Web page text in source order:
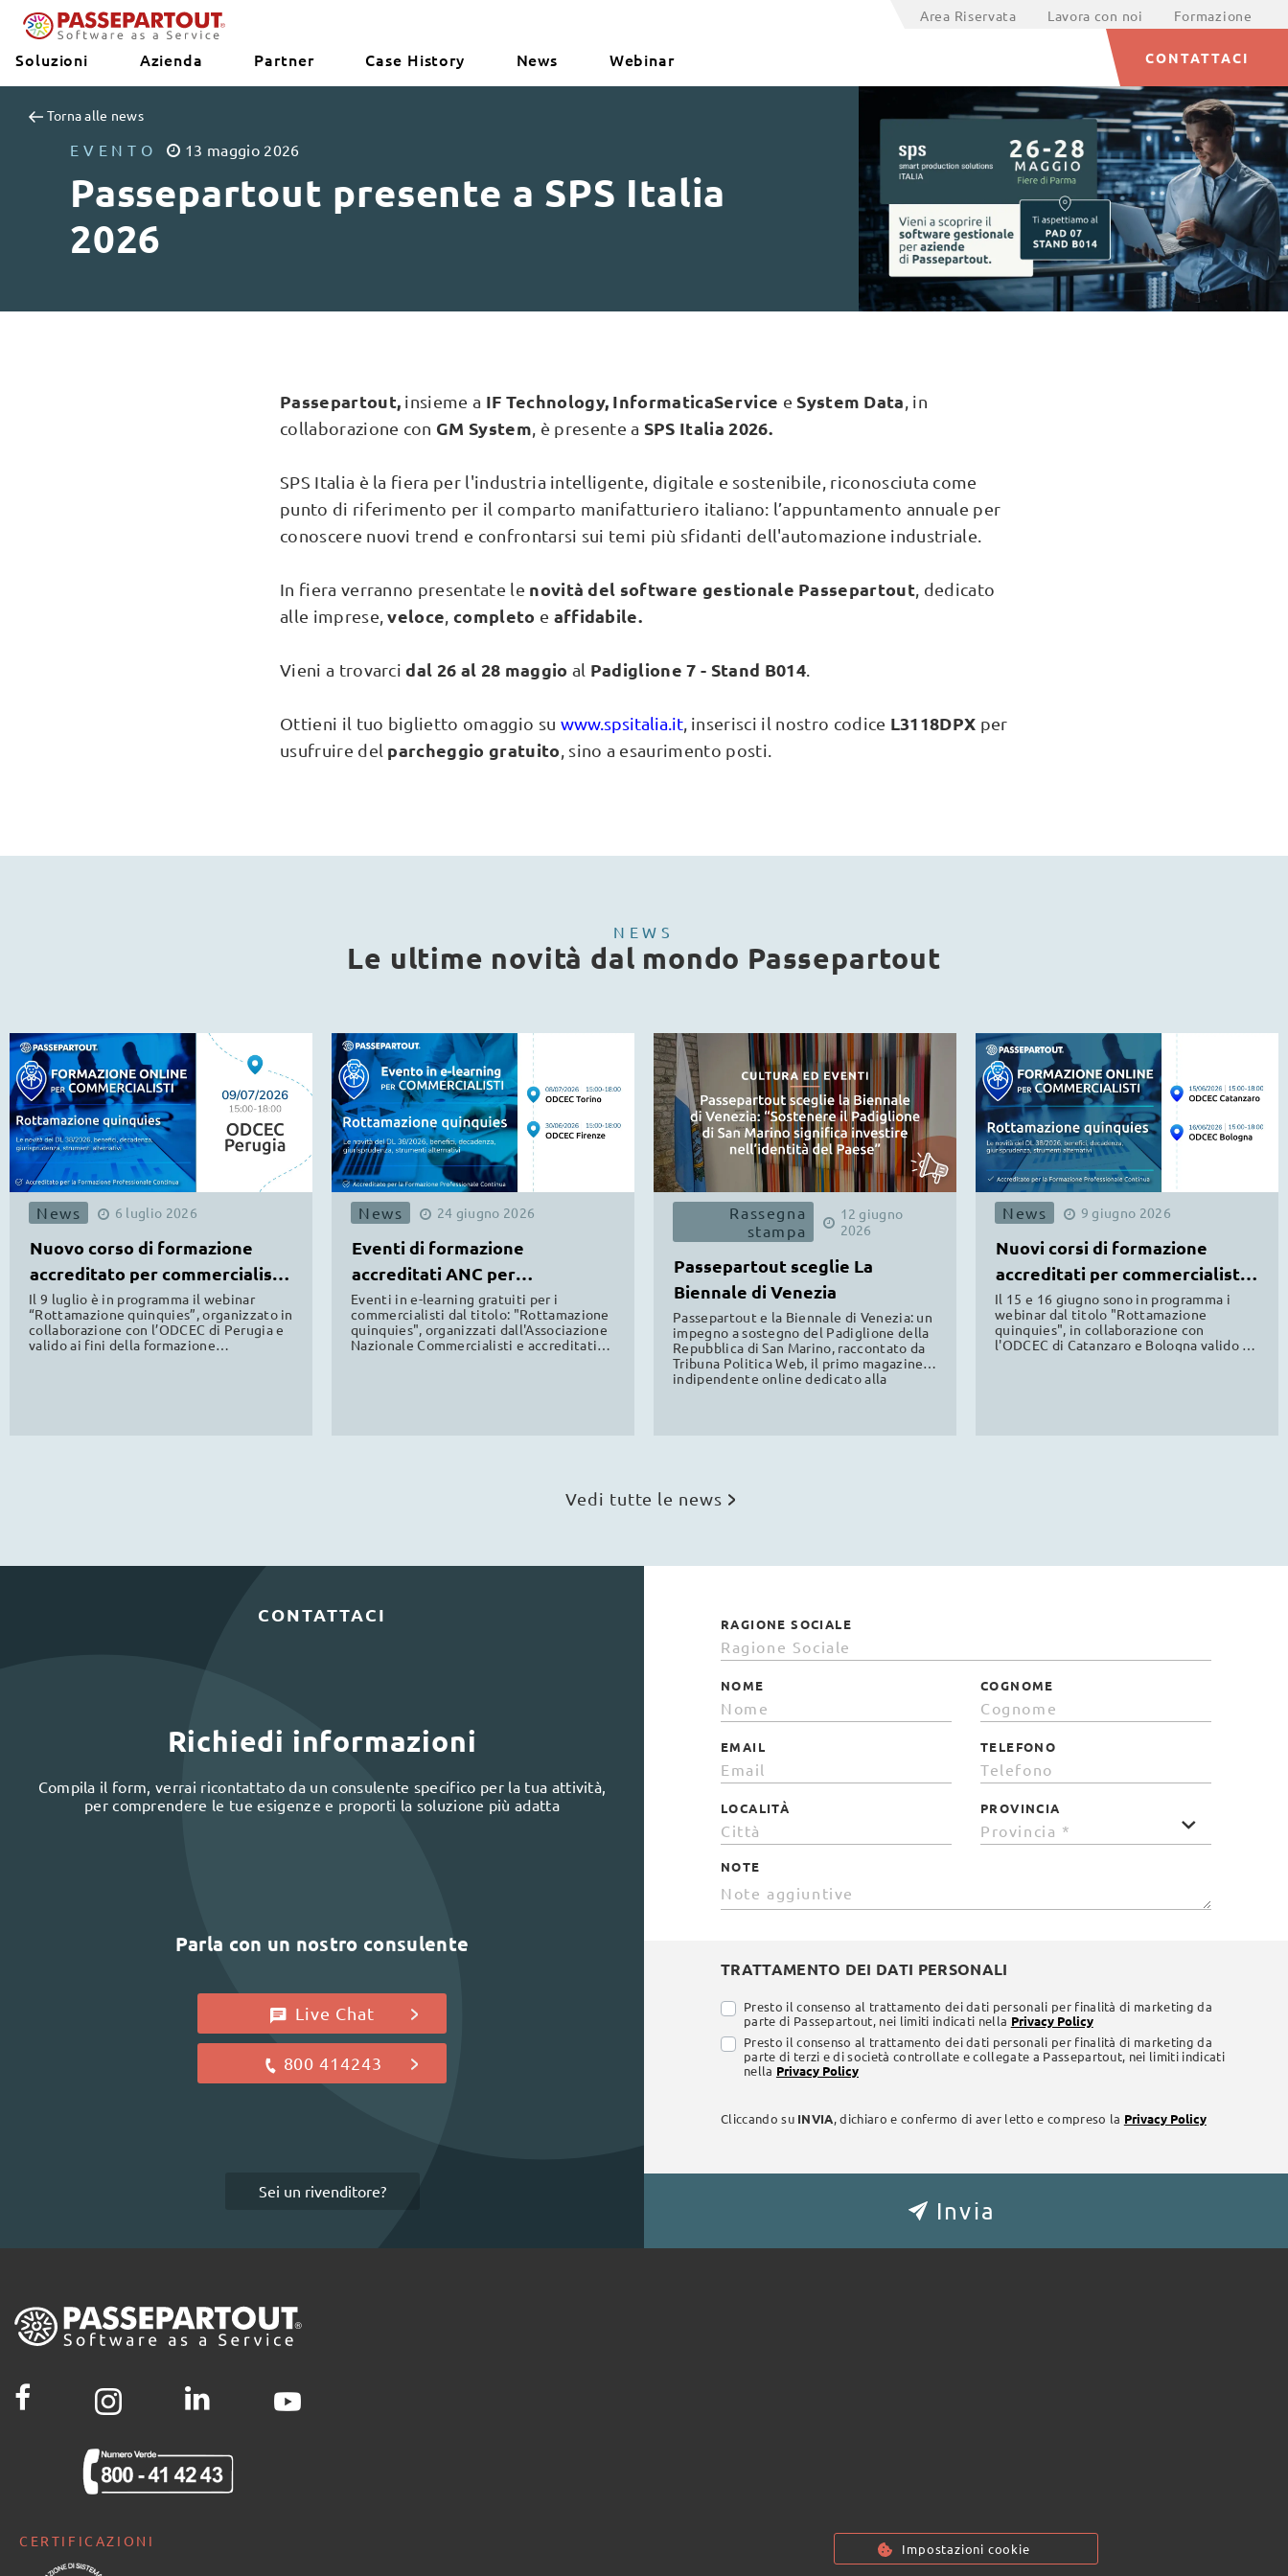
Soluzioni Azienda Partner Case History News Webinar
Area Riservata Lavora con noi Formazione
CONTATTACI
Torna alle news
EVENTO 13 maggio 2026
Passepartout presente a SPS Italia
2026
Passepartout, insieme a IF Technology, InformaticaService e System Data , in
collaborazione con GM System , è presente a SPS Italia 2026.
SPS Italia è la fiera per l'industria intelligente, digitale e sostenibile, riconosciuta come
punto di riferimento per il comparto manifatturiero italiano: l’appuntamento annuale per
conoscere nuovi trend e confrontarsi sui temi più sfidanti dell'automazione industriale.
In fiera verranno presentate le novità del software gestionale Passepartout , dedicato
alle imprese,veloce ,completo e affidabile.
Vieni a trovarcidal 26 al 28 maggio al Padiglione 7 - Stand B014.
Ottieni il tuo biglietto omaggio su www.spsitalia.it, inserisci il nostro codice L3118DPX per
usufruire del parcheggio gratuito , sino a esaurimento posti.
NEWS
Le ultime novità dal mondo Passepartout
News 6 luglio 2026
Nuovo corso di formazione
accreditato per commercialisti
ODCEC
Il 9 luglio è in programma il webinar
“Rottamazione quinquies”, organizzato in
collaborazione con l’ODCEC di Perugia e
valido ai fini della formazione
News 24 giugno 2026
Eventi di formazione
accreditati ANC per
commercialisti
Eventi in e-learning gratuiti per i
commercialisti dal titolo: "Rottamazione
quinquies", organizzati dall'Associazione
Nazionale Commercialisti e accreditati
Rassegna
stampa
12 giugno
2026
Passepartout sceglie La
Biennale di Venezia
Passepartout e la Biennale di Venezia: un
impegno a sostegno del Padiglione della
Repubblica di San Marino, raccontato da
Tribuna Politica Web, il primo magazine
indipendente online dedicato alla
News 9 giugno 2026
Nuovi corsi di formazione
accreditati per commercialisti
ODCEC
Il 15 e 16 giugno sono in programma i
webinar dal titolo "Rottamazione
quinquies", in collaborazione con
l'ODCEC di Catanzaro e Bologna valido al
Vedi tutte le news
CONTATTACI
Richiedi informazioni
Compila il form, verrai ricontattato da un consulente specifico per la tua attività,
per comprendere le tue esigenze e proporti la soluzione più adatta
Parla con un nostro consulente
Live Chat
800 414243
Sei un rivenditore?
RAGIONE SOCIALE
NOME COGNOME
EMAIL TELEFONO
LOCALITÀ PROVINCIA
NOTE
TRATTAMENTO DEI DATI PERSONALI
Presto il consenso al trattamento dei dati personali per finalità di marketing da
parte di Passepartout, nei limiti indicati nella Privacy Policy
Presto il consenso al trattamento dei dati personali per finalità di marketing da
parte di terzi e di società controllate e collegate a Passepartout, nei limiti indicati
nella Privacy Policy
Cliccando su INVIA, dichiaro e confermo di aver letto e compreso la Privacy Policy
CERTIFICAZIONI Impostazioni cookie